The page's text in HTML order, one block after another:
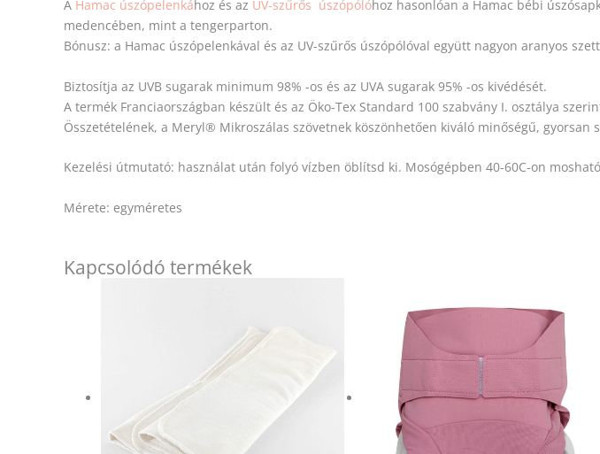
A Hamac úszópelenkához és az UV-szűrős úszópólóhoz hasonlóan a Hamac bébi
medencében, mint a tengerparton.
Bónusz: a Hamac úszópelenkával és az UV-szűrős úszópólóval együtt nagyon aranyos
Biztosítja az UVB sugarak minimum 98% -os és az UVA sugarak 95% -os kivédését.
A termék Franciaországban készült és az Öko-Tex Standard 100 szabvány I. osztálya
Összetételének, a Meryl® Mikroszálas szövetnek köszönhetően kiváló minőségű,
Kezelési útmutató: használat után folyó vízben öblítsd ki. Mosógépben 40-60C-on
Mérete: egyméretes
Kapcsolódó termékek
390 Ft
terméknek
több
változatok
a
a
terméknek
több
variációja
van.
változatok